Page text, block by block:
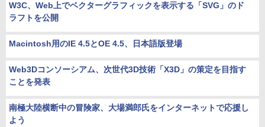
W3C、Web上でベクターグラフィックを表示する「SVG」のド
ラフトを公開
Macintosh用のIE 4.5とOE 4.5、日本語版登場
Web3Dコンソーシアム、次世代3D技術「X3D」の策定を目指す
ことを発表
南極大陸横断中の冒険家、大場満郎氏をインターネットで応援し
よう